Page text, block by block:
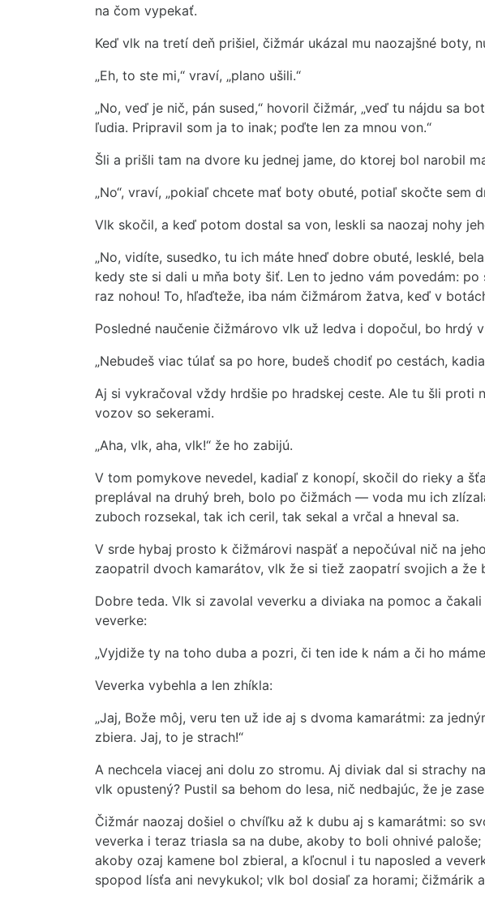
na čom vypekať.
Keď vlk na tretí deň prišiel, čižmár ukázal mu naozajšné boty,
„Eh, to ste mi,“ vraví, „plano ušili.“
„No, veď je nič, pán sused,“ hovoril čižmár, „veď tu nájdu sa
ľudia. Pripravil som ja to inak; poďte len za mnou von.“
Šli a prišli tam na dvore ku jednej jame, do ktorej bol narobil
„No“, vraví, „pokiaľ chcete mať boty obuté, potiaľ skočte sem
Vlk skočil, a keď potom dostal sa von, leskli sa naozaj nohy
„No, vidíte, susedko, tu ich máte hneď dobre obuté, lesklé,
kedy ste si dali u mňa boty šiť. Len to jedno vám povedám:
raz nohou! To, hľaďteže, iba nám čižmárom žatva, keď v
Posledné naučenie čižmárovo vlk už ledva i dopočul, bo hrdý
„Nebudeš viac túlať sa po hore, budeš chodiť po cestách,
Aj si vykračoval vždy hrdšie po hradskej ceste. Ale tu šli
vozov so sekerami.
„Aha, vlk, aha, vlk!“ že ho zabijú.
V tom pomykove nevedel, kadiaľ z konopí, skočil do rieky a
preplával na druhý breh, bolo po čižmách — voda mu ich
zuboch rozsekal, tak ich ceril, tak sekal a vrčal a hneval sa.
V srde hybaj prosto k čižmárovi naspäť a nepočúval nič na
zaopatril dvoch kamarátov, vlk že si tiež zaopatrí svojich a
Dobre teda. Vlk si zavolal veverku a diviaka na pomoc a
veverke:
„Vyjdiže ty na toho duba a pozri, či ten ide k nám a či ho
Veverka vybehla a len zhíkla:
„Jaj, Bože môj, veru ten už ide aj s dvoma kamarátmi: za
zbiera. Jaj, to je strach!“
A nechcela viacej ani dolu zo stromu. Aj diviak dal si strachy
vlk opustený? Pustil sa behom do lesa, nič nedbajúc, že je
Čižmár naozaj došiel o chvíľku až k dubu aj s kamarátmi: so
veverka i teraz triasla sa na dube, akoby to boli ohnivé
akoby ozaj kamene bol zbieral, a kľocnul i tu naposled a
spopod lísťa ani nevykukol; vlk bol dosiaľ za horami; čižmárik